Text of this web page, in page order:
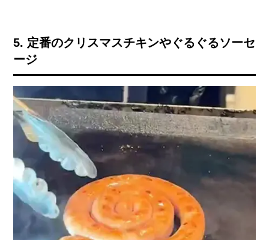
5. 定番のクリスマスチキンやぐるぐるソーセ
ージ